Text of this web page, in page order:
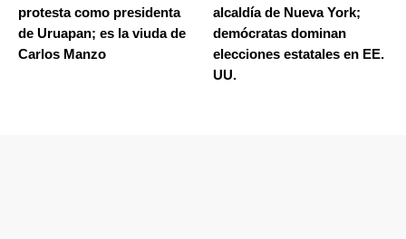
protesta como presidenta
de Uruapan; es la viuda de
Carlos Manzo
alcaldía de Nueva York;
demócratas dominan
elecciones estatales en EE.
UU.